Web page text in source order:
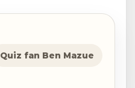
Quiz fan Ben Mazue